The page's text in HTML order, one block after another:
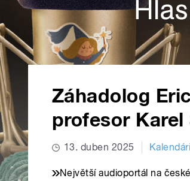
Záhadolog
profesor
13. duben 2025
Největší audioportál na